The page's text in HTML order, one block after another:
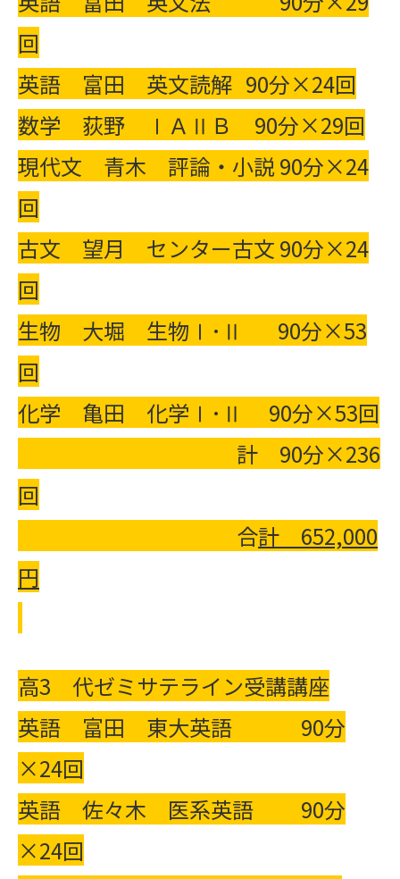
回
英語 富田 英文読解 90分×24回
数学 荻野 ⅠＡⅡＢ 90分×29回
現代文 青木 評論・小説 90分×24
回
古文 望月 センター古文 90分×24
回
生物 大堀 生物Ⅰ･Ⅱ 90分×53
回
化学 亀田 化学Ⅰ･Ⅱ 90分×53回
計 90分×236
回
合計 652,000
円
高3 代ゼミサテライン受講講座
英語 富田 東大英語 90分
×24回
英語 佐々木 医系英語 90分
×24回